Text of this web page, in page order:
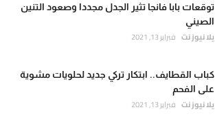
توقعات بابا فانجا تثير الجدل مجددا وصعود التنين
الصيني
يلا نيوز نت فبراير 13, 2021
كباب القطايف.. ابتكار تركي جديد لحلويات مشوية
على الفحم
يلا نيوز نت فبراير 13, 2021